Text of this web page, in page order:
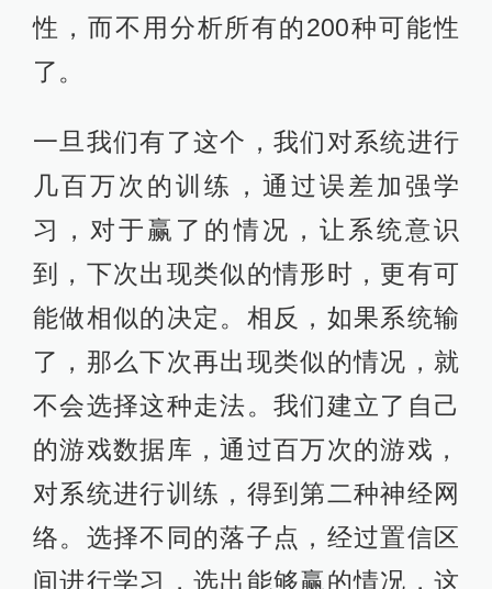
性，而不用分析所有的200种可能性
了。
一旦我们有了这个，我们对系统进行
几百万次的训练，通过误差加强学
习，对于赢了的情况，让系统意识
到，下次出现类似的情形时，更有可
能做相似的决定。相反，如果系统输
了，那么下次再出现类似的情况，就
不会选择这种走法。我们建立了自己
的游戏数据库，通过百万次的游戏，
对系统进行训练，得到第二种神经网
络。选择不同的落子点，经过置信区
间进行学习，选出能够赢的情况，这